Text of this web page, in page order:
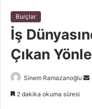
Burçlar
İş
Çıkan
Sinem Ramazanoğlu
2 dakika okuma süresi